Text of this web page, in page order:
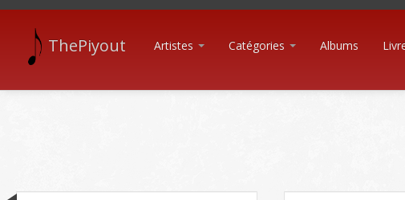
ThePiyout Artistes Catégories Albums